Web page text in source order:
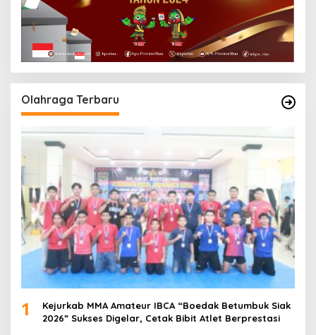
Olahraga Terbaru
1
Kejurkab MMA Amateur IBCA “Boedak Betumbuk Siak
2026” Sukses Digelar, Cetak Bibit Atlet Berprestasi